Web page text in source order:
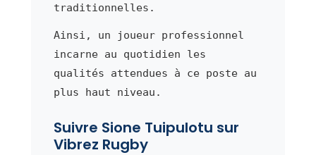
traditionnelles.
Ainsi, un joueur professionnel
incarne au quotidien les
qualités attendues à ce poste au
plus haut niveau.
Suivre Sione Tuipulotu sur
Vibrez Rugby